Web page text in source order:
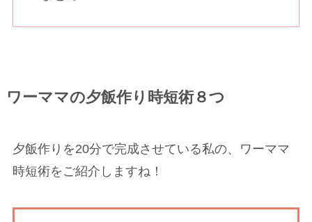
ワーママの夕飯作り時短術８つ
夕飯作りを20分で完成させている私の、ワーママ
時短術をご紹介しますね！